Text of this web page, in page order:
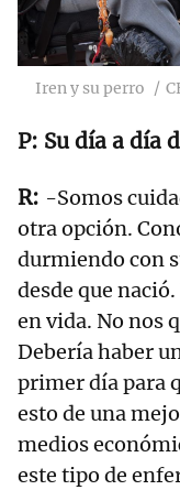
Iren y su perro
Su día a día
-Somos
otra opción.
durmiendo con
desde que
en vida. No nos
Debería haber
primer día para
esto de una
medios
este tipo de